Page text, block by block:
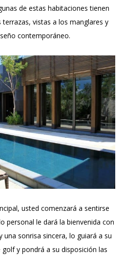
de estas habitaciones tienen
terrazas, vistas a los manglares y
contemporáneo.
usted comenzará a sentirse
personal le dará la bienvenida con
sonrisa sincera, lo guiará a su
y pondrá a su disposición las